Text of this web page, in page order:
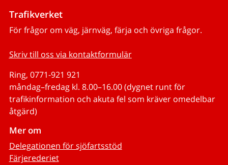
Trafikverket
För frågor om väg, järnväg, färja och övriga frågor.
Skriv till oss via kontaktformulär
Ring, 0771-921 921
måndag–fredag kl. 8.00–16.00 (dygnet runt för
trafikinformation och akuta fel som kräver omedelbar
åtgärd)
Mer om
Delegationen för sjöfartsstöd
Färjerederiet